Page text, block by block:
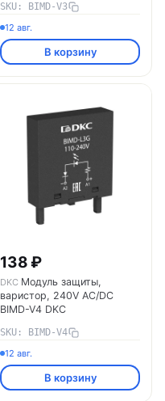
SKU: BIMD-V3
12 авг.
В корзину
138 ₽
DKC Модуль защиты,
варистор, 240V AC/DC
BIMD-V4 DKC
SKU: BIMD-V4
12 авг.
В корзину